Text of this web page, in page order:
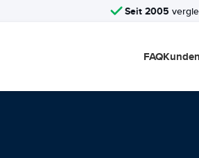
Seit 2005
FAQ